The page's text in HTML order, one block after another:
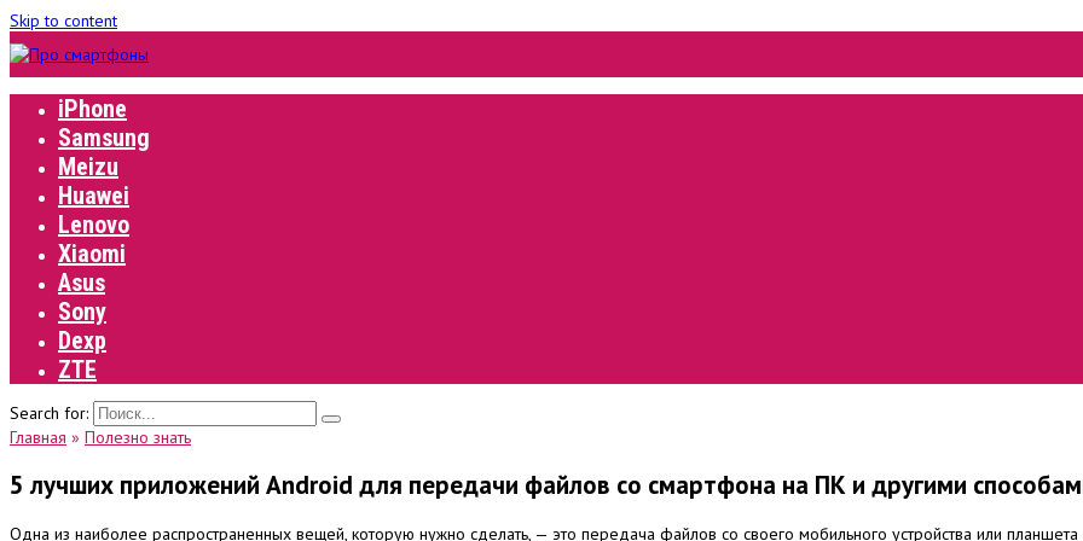
Skip to content
iPhone
Samsung
Meizu
Huawei
Lenovo
Xiaomi
Asus
Sony
Dexp
ZTE
Search for:
Главная » Полезно знать
5 лучших приложений Android для передачи файлов со смартфона на ПК и другими
Одна из наиболее распространенных вещей, которую нужно сделать, — это передача файлов со своего мобильного устройства или